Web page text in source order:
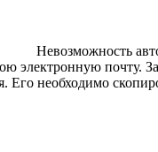
Невозможность
электронную
необходимо